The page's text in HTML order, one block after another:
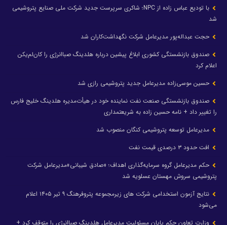
با تودیع عباس زاده از NPC؛ شاکری سرپرست جدید شرکت ملی صنایع پتروشیمی
شد
حجت عبداله‌پور مدیرعامل شرکت نگهداشت‌کاران شد
صندوق بازنشستگی کشوری ابلاغ پیشین درباره هلدینگ صباانرژی را کان‌لم‌یکن
اعلام کرد
حسین موسی‌زاده مدیرعامل جدید پتروشیمی رازی شد
صندوق بازنشستگی صنعت نفت نماینده خود در هیأت‌مدیره هلدینگ خلیج فارس
را تغییر داد + نامه حسین زاده به شریعتمداری
مدیرعامل توسعه پتروشیمی کنگان منصوب شد
افت حدود ۳ درصدی قیمت نفت
حکم مدیرعامل گروه سرمایه‌گذاری اهداف؛ «صادق شیبانی»مدیرعامل شرکت
پتروشیمی سروش مهستان عسلویه شد
نتایج آزمون استخدامی شرکت های زیرمجموعه پتروفرهنگ ۹ تیر ۱۴۰۵ اعلام
می‌شود
وزارت تعاون حکم پایان مسئولیت مدیرعامل هلدینگ صباانرژی را متوقف کرد +